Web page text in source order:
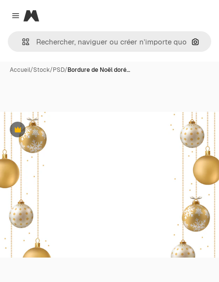
Close menu
Magnific
Accueil/Stock/PSD/Bordure de Noël doré…
Premium